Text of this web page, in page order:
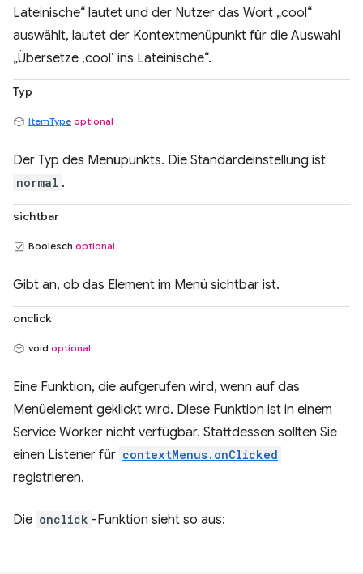
Lateinische“ lautet und der Nutzer das Wort „cool“
auswählt, lautet der Kontextmenüpunkt für die Auswahl
„Übersetze ‚cool‘ ins Lateinische“.
Typ
ItemType optional
Der Typ des Menüpunkts. Die Standardeinstellung ist
normal .
sichtbar
Boolesch optional
Gibt an, ob das Element im Menü sichtbar ist.
onclick
void optional
Eine Funktion, die aufgerufen wird, wenn auf das
Menüelement geklickt wird. Diese Funktion ist in einem
Service Worker nicht verfügbar. Stattdessen sollten Sie
einen Listener für contextMenus.onClicked
registrieren.
Die onclick -Funktion sieht so aus: